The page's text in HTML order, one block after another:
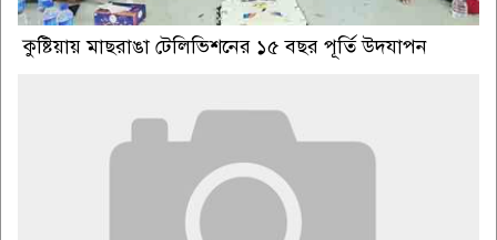
কুষ্টিয়ায় মাছরাঙা টেলিভিশনের ১৫ বছর পূর্তি উদযাপন